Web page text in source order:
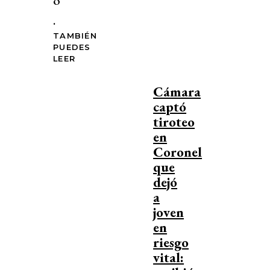
.
TAMBIÉN
PUEDES
LEER
Cámara
captó
tiroteo
en
Coronel
que
dejó
a
joven
en
riesgo
vital: